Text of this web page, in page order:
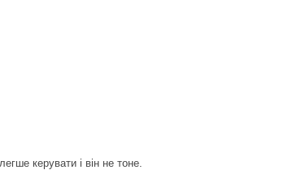
керувати і він не тоне.